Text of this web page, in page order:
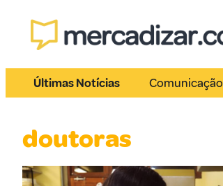
Últimas Notícias Comunicação
doutoras